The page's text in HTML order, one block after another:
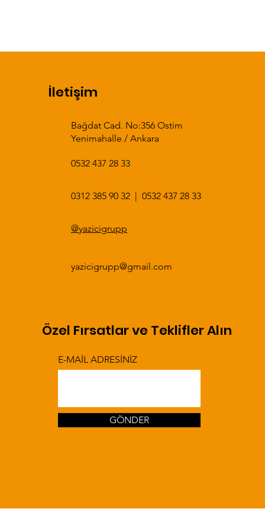
İletişim
Bağdat Cad. No:356 Ostim
Yenimahalle / Ankara
0532 437 28 33
0312 385 90 32 |0532 437 28 33​​
@yazicigrupp
yazicigrupp@gmail.com
Özel Fırsatlar ve Teklifler Alın
E-MAİL ADRESİNİZ
GÖNDER